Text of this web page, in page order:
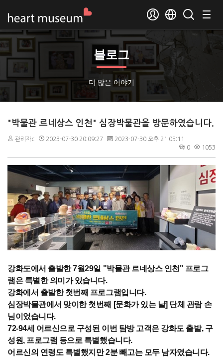
블로그
더 많은 이야기
"박물관 르네상스 인천" 심장박물관을 방문하였습니다.
관리자c 2023-07-30 20:09:27
2023-07-30 오후 21:05:11
0
1053
강화도에서 출발한 7월29일 "박물관 르네상스 인천" 프로그
램은 특별한 의미가 있습니다.
강화에서 출발한 첫번째 프로그램입니다.
심장박물관에서 맞이한 첫번째 [문화가 있는 날] 단체 관람 손
님이었습니다.
72-94세 어르신으로 구성된 이번 탐방 고객은 강화도 출발, 구
성원, 프로그램 등으로 특별했습니다.
어르신의 연령도 특별했지만 2분 빼고는 모두 남자였습니다.